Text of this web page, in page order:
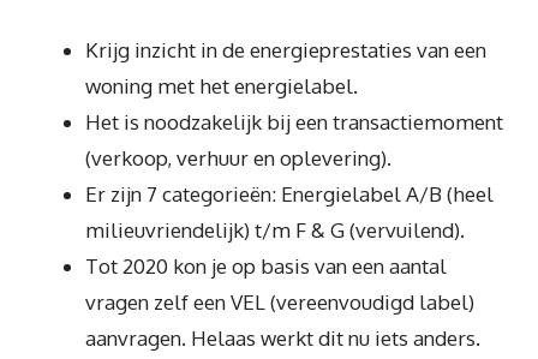
Krijg inzicht in de energieprestaties van een
woning met het energielabel.
Het is noodzakelijk bij een transactiemoment
(verkoop, verhuur en oplevering).
Er zijn 7 categorieën: Energielabel A/B (heel
milieuvriendelijk) t/m F & G (vervuilend).
Tot 2020 kon je op basis van een aantal
vragen zelf een VEL (vereenvoudigd label)
aanvragen. Helaas werkt dit nu iets anders.